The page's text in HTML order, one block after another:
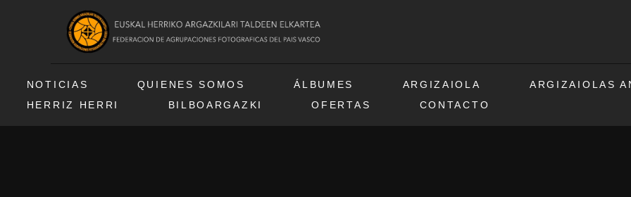
NOTICIAS QUIENES SOMOS ÁLBUMES ARGIZAIOLA ARGIZAIOLAS
HERRIZ HERRI
BILBOARGAZKI OFERTAS CONTACTO